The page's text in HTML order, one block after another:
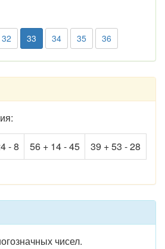
32 33 34 35 36
- 8 56 + 14 - 45 39 + 53 - 28
чисел.